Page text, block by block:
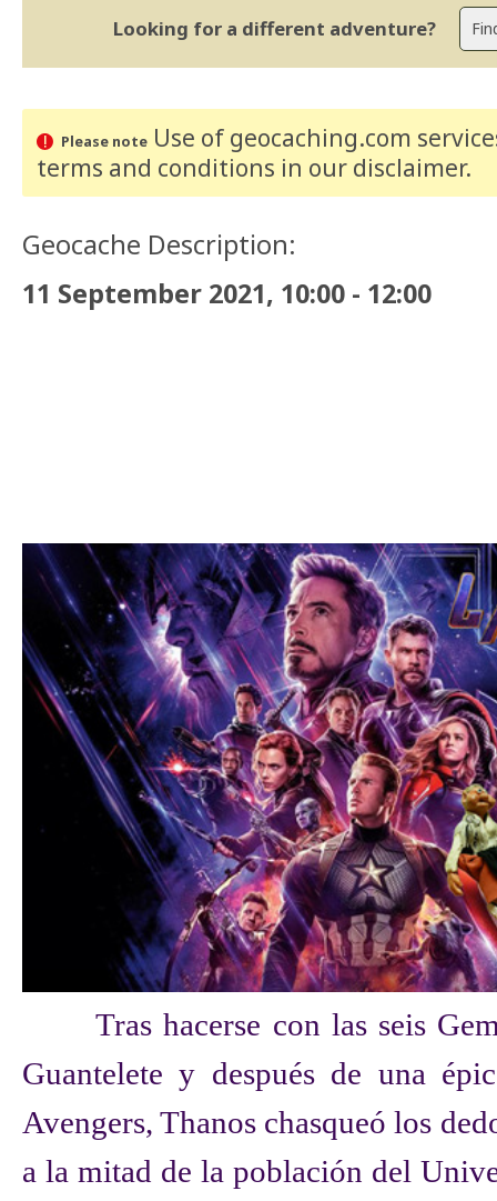
Looking for a different adventure?
Please noteUse of geocaching.com
terms and conditions in our disclaimer.
Geocache Description:
11 September 2021, 10:00 - 12:00
Tras hacerse con las seis
Guantelete y después de una
Avengers, Thanos chasqueó los
a la mitad de la población del